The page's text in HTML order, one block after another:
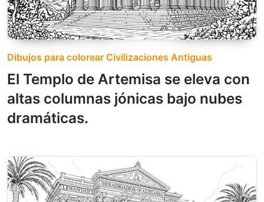
Dibujos para colorear Civilizaciones Antiguas
El Templo de Artemisa se eleva con
altas columnas jónicas bajo nubes
dramáticas.